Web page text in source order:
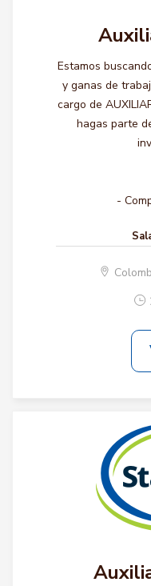
Estamos
y ganas de
cargo de
hagas parte
-